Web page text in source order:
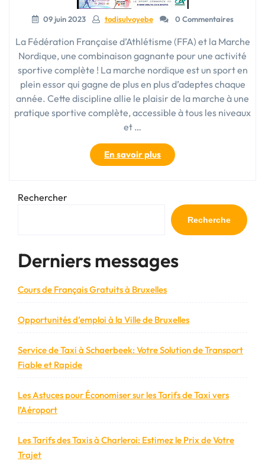
09 juin 2023 todisulvoyebe 0 Commentaires
La Fédération Française d’Athlétisme (FFA) et la Marche
Nordique, une combinaison gagnante pour une activité
sportive complète ! La marche nordique est un sport en
plein essor qui gagne de plus en plus d’adeptes chaque
année. Cette discipline allie le plaisir de la marche à une
pratique sportive complète, accessible à tous les niveaux
et …
En savoir plus« La
FFA
Une
association
pour
une
sportive
Rechercher
Recherche
Derniers messages
Cours de Français Gratuits à Bruxelles
Opportunités d’emploi à la Ville de Bruxelles
Service de Taxi à Schaerbeek: Votre Solution de Transport
Fiable et Rapide
Les Astuces pour Économiser sur les Tarifs de Taxi vers
l’Aéroport
Les Tarifs des Taxis à Charleroi: Estimez le Prix de Votre
Trajet